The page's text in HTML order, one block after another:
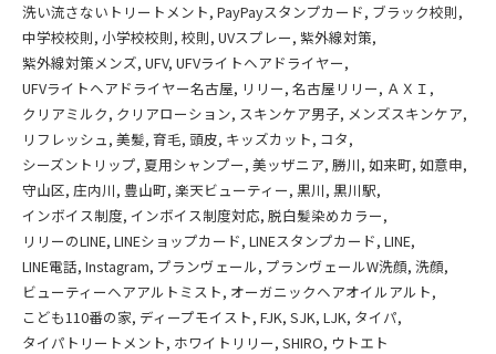
洗い流さないトリートメント PayPayスタンプカード ブラック校則
中学校校則 小学校校則 校則 UVスプレー 紫外線対策
紫外線対策メンズ UFV UFVライトヘアドライヤー
UFVライトヘアドライヤー名古屋 リリー 名古屋リリー ＡＸＩ
クリアミルク クリアローション スキンケア男子 メンズスキンケア
リフレッシュ 美髪 育毛 頭皮 キッズカット コタ
シーズントリップ 夏用シャンプー 美ッザニア 勝川 如来町 如意申
守山区 庄内川 豊山町 楽天ビューティー 黒川 黒川駅
インボイス制度 インボイス制度対応 脱白髪染めカラー
リリーのLINE LINEショップカード LINEスタンプカード LINE
LINE電話 Instagram プランヴェール プランヴェールW洗顔 洗顔
ビューティーヘアアルトミスト オーガニックヘアオイルアルト
こども110番の家 ディープモイスト FJK SJK LJK タイパ
タイパトリートメント ホワイトリリー SHIRO ウトエト